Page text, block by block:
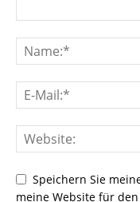
Speichern Sie
meine Website für